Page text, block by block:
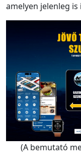
amelyen jelenleg
(A bemutató